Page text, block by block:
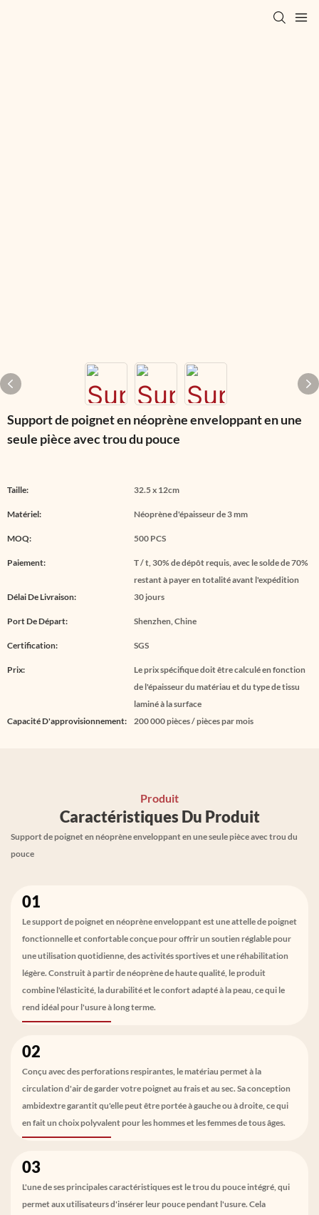
Support de poignet en néoprène enveloppant en une
seule pièce avec trou du pouce
Taille: 32.5 x 12cm
Matériel: Néoprène d'épaisseur de 3 mm
MOQ: 500 PCS
Paiement:
T / t, 30% de dépôt requis, avec le solde de 70%
restant à payer en totalité avant l'expédition
Délai De Livraison:
30 jours
Port De Départ: Shenzhen, Chine
Certification: SGS
Prix:
Le prix spécifique doit être calculé en fonction
de l'épaisseur du matériau et du type de tissu
laminé à la surface
Capacité D'approvisionnement:
200 000 pièces / pièces par mois
Produit
Caractéristiques Du Produit
Support de poignet en néoprène enveloppant en une seule pièce avec trou du
pouce
01
Le support de poignet en néoprène enveloppant est une attelle de poignet
fonctionnelle et confortable conçue pour offrir un soutien réglable pour
une utilisation quotidienne, des activités sportives et une réhabilitation
légère. Construit à partir de néoprène de haute qualité, le produit
combine l'élasticité, la durabilité et le confort adapté à la peau, ce qui le
rend idéal pour l'usure à long terme.
02
Conçu avec des perforations respirantes, le matériau permet à la
circulation d'air de garder votre poignet au frais et au sec. Sa conception
ambidextre garantit qu'elle peut être portée à gauche ou à droite, ce qui
en fait un choix polyvalent pour les hommes et les femmes de tous âges.
03
L'une de ses principales caractéristiques est le trou du pouce intégré, qui
permet aux utilisateurs d'insérer leur pouce pendant l'usure. Cela